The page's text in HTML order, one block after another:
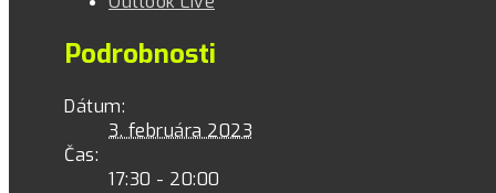
Podrobnosti
Dátum:
3. februára 2023
Čas:
17:30 - 20:00